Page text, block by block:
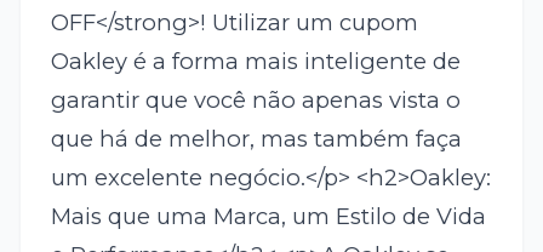
OFF</strong>! Utilizar um cupom
Oakley é a forma mais inteligente de
garantir que você não apenas vista o
que há de melhor, mas também faça
um excelente negócio.</p> <h2>Oakley:
Mais que uma Marca, um Estilo de Vida